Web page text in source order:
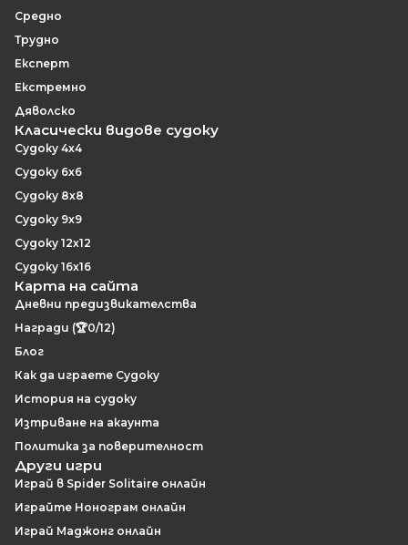
Средно
Трудно
Експерт
Екстремно
Дяволско
Класически видове судоку
Судоку 4x4
Судоку 6x6
Судоку 8x8
Судоку 9x9
Судоку 12x12
Судоку 16x16
Карта на сайта
Дневни предизвикателства
Награди (🏆0/12)
Блог
Как да играете Судоку
История на судоку
Изтриване на акаунта
Политика за поверителност
Други игри
Играй в Spider Solitaire онлайн
Играйте Нонограм онлайн
Играй Маджонг онлайн